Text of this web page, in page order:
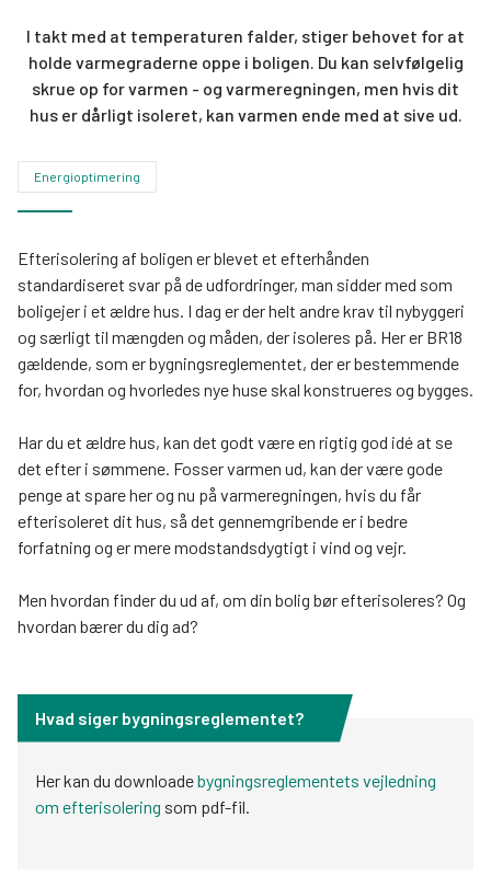
I takt med at temperaturen falder, stiger behovet for at
holde varmegraderne oppe i boligen. Du kan selvfølgelig
skrue op for varmen - og varmeregningen, men hvis dit
hus er dårligt isoleret, kan varmen ende med at sive ud.
Energioptimering
Efterisolering af boligen er blevet et efterhånden
standardiseret svar på de udfordringer, man sidder med som
boligejer i et ældre hus. I dag er der helt andre krav til nybyggeri
og særligt til mængden og måden, der isoleres på. Her er BR18
gældende, som er bygningsreglementet, der er bestemmende
for, hvordan og hvorledes nye huse skal konstrueres og bygges.
Har du et ældre hus, kan det godt være en rigtig god idé at se
det efter i sømmene. Fosser varmen ud, kan der være gode
penge at spare her og nu på varmeregningen, hvis du får
efterisoleret dit hus, så det gennemgribende er i bedre
forfatning og er mere modstandsdygtigt i vind og vejr.
Men hvordan finder du ud af, om din bolig bør efterisoleres? Og
hvordan bærer du dig ad?
Hvad siger bygningsreglementet?
Her kan du downloadebygningsreglementets vejledning
om efterisolering som pdf-fil.